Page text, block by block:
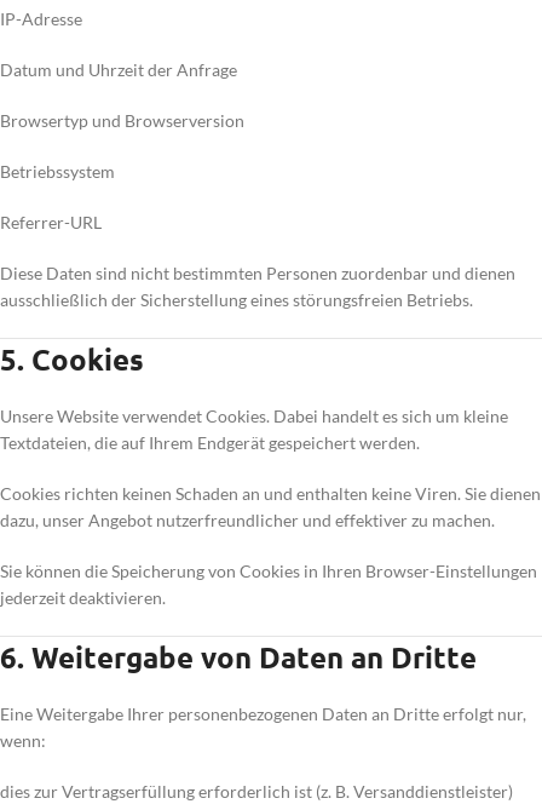
IP-Adresse
Datum und Uhrzeit der Anfrage
Browsertyp und Browserversion
Betriebssystem
Referrer-URL
Diese Daten sind nicht bestimmten Personen zuordenbar und dienen
ausschließlich der Sicherstellung eines störungsfreien Betriebs.
5. Cookies
Unsere Website verwendet Cookies. Dabei handelt es sich um kleine
Textdateien, die auf Ihrem Endgerät gespeichert werden.
Cookies richten keinen Schaden an und enthalten keine Viren. Sie dienen
dazu, unser Angebot nutzerfreundlicher und effektiver zu machen.
Sie können die Speicherung von Cookies in Ihren Browser-Einstellungen
jederzeit deaktivieren.
6. Weitergabe von Daten an Dritte
Eine Weitergabe Ihrer personenbezogenen Daten an Dritte erfolgt nur,
wenn:
dies zur Vertragserfüllung erforderlich ist (z. B. Versanddienstleister)